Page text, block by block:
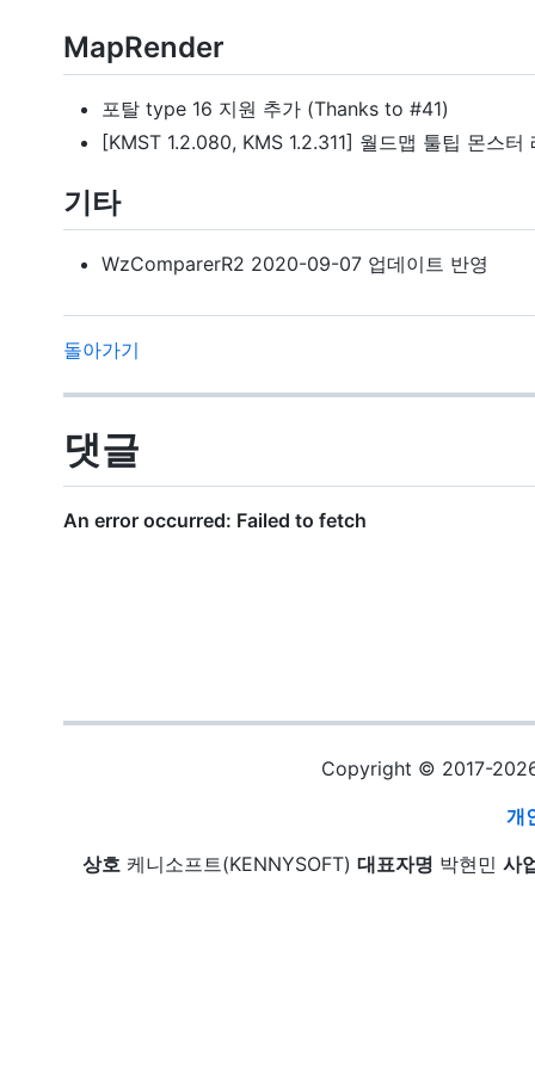
MapRender
포탈 type 16 지원 추가 (Thanks to #41)
[KMST 1.2.080, KMS 1.2.311] 월드맵 툴팁 몬스터
기타
WzComparerR2 2020-09-07 업데이트 반영
돌아가기
댓글
Copyright © 2017-
개
상호 케니소프트(KENNYSOFT) 대표자명 박현민 사